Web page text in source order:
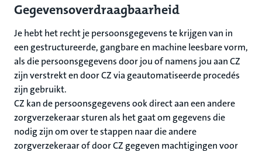
Gegevensoverdraagbaarheid
Je hebt het recht je persoonsgegevens te krijgen van in
een gestructureerde, gangbare en machine leesbare vorm,
als die persoonsgegevens door jou of namens jou aan CZ
zijn verstrekt en door CZ via geautomatiseerde procedés
zijn gebruikt.
CZ kan de persoonsgegevens ook direct aan een andere
zorgverzekeraar sturen als het gaat om gegevens die
nodig zijn om over te stappen naar die andere
zorgverzekeraar of door CZ gegeven machtigingen voor